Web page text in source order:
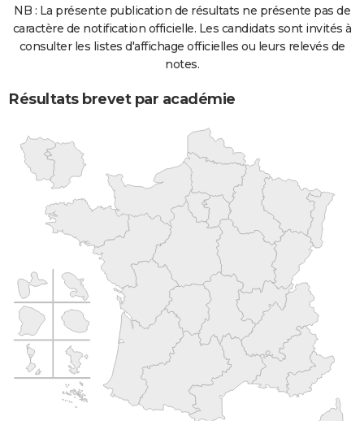
NB : La présente publication de résultats ne présente pas de
caractère de notification officielle. Les candidats sont invités à
consulter les listes d'affichage officielles ou leurs relevés de
notes.
Résultats brevet par académie